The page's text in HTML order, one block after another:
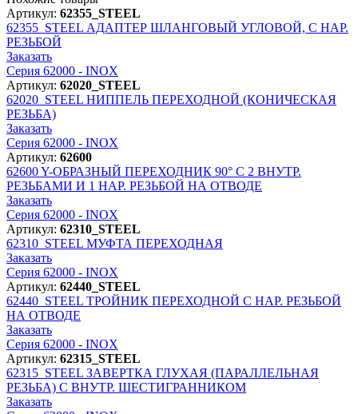
Артикул: 62355_STEEL
62355_STEEL АДАПТЕР ШЛАНГОВЫЙ УГЛОВОЙ, С НАР.
РЕЗЬБОЙ
Заказать
Серия 62000 - INOX
Артикул: 62020_STEEL
62020_STEEL НИППЕЛЬ ПЕРЕХОДНОЙ (КОНИЧЕСКАЯ
РЕЗЬБА)
Заказать
Серия 62000 - INOX
Артикул: 62600
62600Y-ОБРАЗНЫЙ ПЕРЕХОДНИК 90° С 2 ВНУТР.
РЕЗЬБАМИ И 1 НАР. РЕЗЬБОЙ НА ОТВОДЕ
Заказать
Серия 62000 - INOX
Артикул: 62310_STEEL
62310_STEEL МУФТА ПЕРЕХОДНАЯ
Заказать
Серия 62000 - INOX
Артикул: 62440_STEEL
62440_STEEL ТРОЙНИК ПЕРЕХОДНОЙ С НАР. РЕЗЬБОЙ
НА ОТВОДЕ
Заказать
Серия 62000 - INOX
Артикул: 62315_STEEL
62315_STEEL ЗАВЕРТКА ГЛУХАЯ (ПАРАЛЛЕЛЬНАЯ
РЕЗЬБА) С ВНУТР. ШЕСТИГРАННИКОМ
Заказать